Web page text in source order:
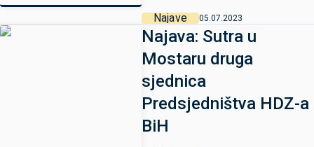
Najave 05.07.2023
Najava: Sutra u
Mostaru druga
sjednica
Predsjedništva HDZ-a
BiH